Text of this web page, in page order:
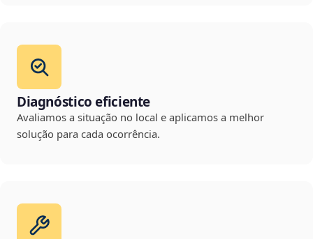
Diagnóstico eficiente
Avaliamos a situação no local e aplicamos a melhor
solução para cada ocorrência.